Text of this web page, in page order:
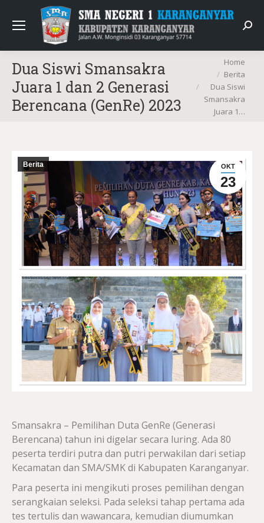
Dua Siswi Smansakra
Juara 1 dan 2 Generasi
Berencana (GenRe) 2023
You are here:
Home
Berita
Dua Siswi
Smansakra
Juara 1…
OKT
23
Berita
Smansakra – Pemilihan Duta GenRe (Generasi
Berencana) tahun ini digelar secara luring. Ada 80
peserta terdiri putra dan putri perwakilan dari setiap
Kecamatan dan SMA/SMK di Kabupaten Karanganyar.
Para peserta ini mengikuti proses pemilihan dengan
serangkaian seleksi. Pada seleksi tahap pertama ada
tes tertulis dan wawancara, kemudian diumumkan